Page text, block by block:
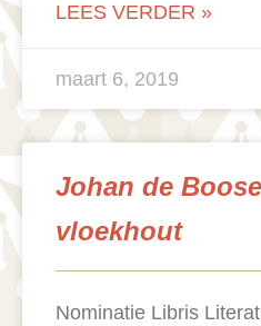
LEES VERDER »
maart 6, 2019
Johan de
vloekhout
Nominatie Libris